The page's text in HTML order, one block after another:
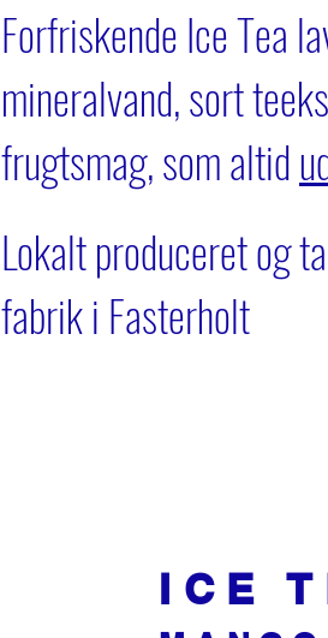
Forfriskende Ice Tea
mineralvand, sort
frugtsmag​, som altid
Lokalt produceret og
fabrik i Fasterholt
ICE